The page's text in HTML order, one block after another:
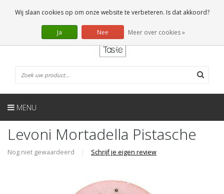
0 Artikelen
NL
MENU
Levoni Mortadella Pistasche
Nog niet gewaardeerd | Schrijf je eigen review
Wij slaan cookies op om onze website te verbeteren. Is dat akkoord?
Ja Nee Meer over cookies »